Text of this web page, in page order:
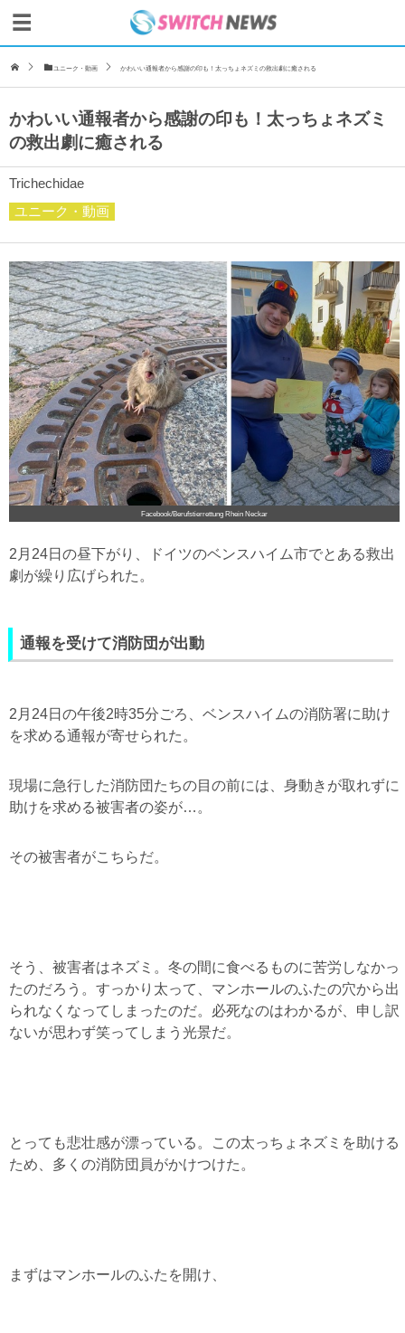
ユニーク・動画 かわいい通報者から感謝の印も！太っちょネズミの救出劇に癒される
かわいい通報者から感謝の印も！太っちょネズミ
の救出劇に癒される
Trichechidae
ユニーク・動画
Facebook/Berufstierrettung Rhein Neckar
2月24日の昼下がり、ドイツのベンスハイム市でとある救出
劇が繰り広げられた。
通報を受けて消防団が出動
2月24日の午後2時35分ごろ、ベンスハイムの消防署に助け
を求める通報が寄せられた。
現場に急行した消防団たちの目の前には、身動きが取れずに
助けを求める被害者の姿が…。
その被害者がこちらだ。
そう、被害者はネズミ。冬の間に食べるものに苦労しなかっ
たのだろう。すっかり太って、マンホールのふたの穴から出
られなくなってしまったのだ。必死なのはわかるが、申し訳
ないが思わず笑ってしまう光景だ。
とっても悲壮感が漂っている。この太っちょネズミを助ける
ため、多くの消防団員がかけつけた。
まずはマンホールのふたを開け、